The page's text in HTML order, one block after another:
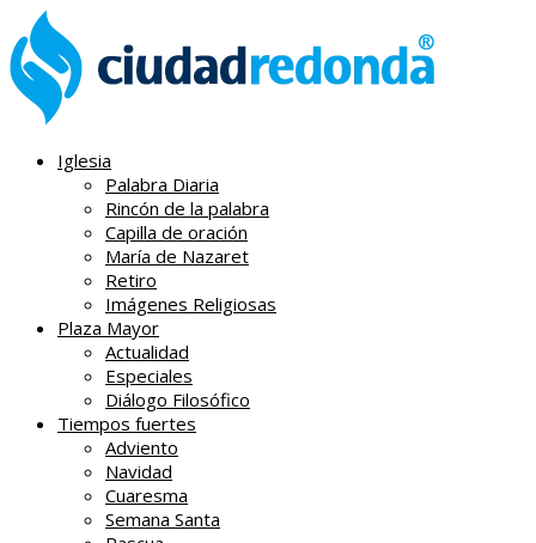
Iglesia
Palabra Diaria
Rincón de la palabra
Capilla de oración
María de Nazaret
Retiro
Imágenes Religiosas
Plaza Mayor
Actualidad
Especiales
Diálogo Filosófico
Tiempos fuertes
Adviento
Navidad
Cuaresma
Semana Santa